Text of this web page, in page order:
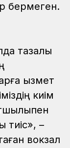
бермеген.
тазалық
қызмет
киім
тиіс», –
вокзал